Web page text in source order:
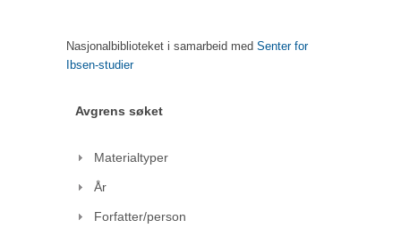
Nasjonalbiblioteket i samarbeid med Senter for
Ibsen-studier
Avgrens søket
Materialtyper
År
Forfatter/person